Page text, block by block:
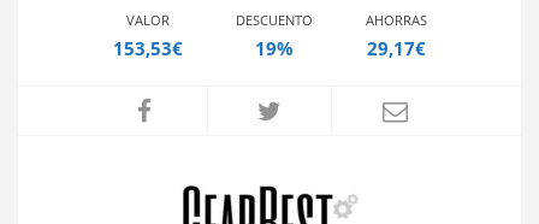
VALOR
153,53€
DESCUENTO
19%
AHORRAS
29,17€